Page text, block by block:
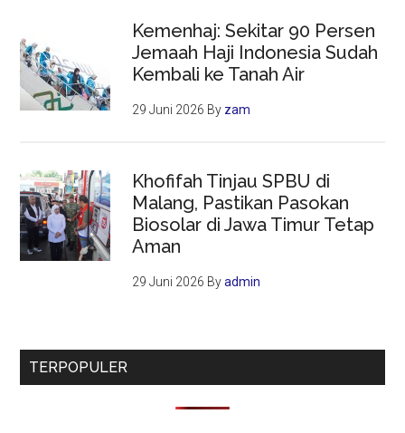
Kemenhaj: Sekitar 90 Persen
Jemaah Haji Indonesia Sudah
Kembali ke Tanah Air
29 Juni 2026 By zam
Khofifah Tinjau SPBU di
Malang, Pastikan Pasokan
Biosolar di Jawa Timur Tetap
Aman
29 Juni 2026 Byadmin
TERPOPULER